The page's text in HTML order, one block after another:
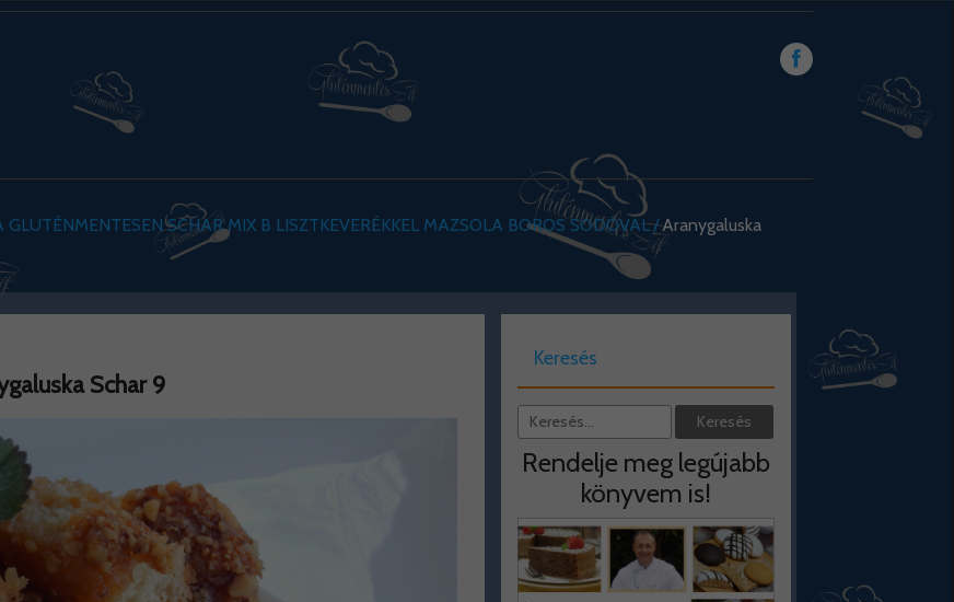
GLUTÉNMENTESEN SCHAR MIX B LISZTKEVERÉKKEL MAZSOLA BOROS SODÓVAL Aranygaluska
Schar 9
Keresés
Rendelje meg legújabb
könyvem is!